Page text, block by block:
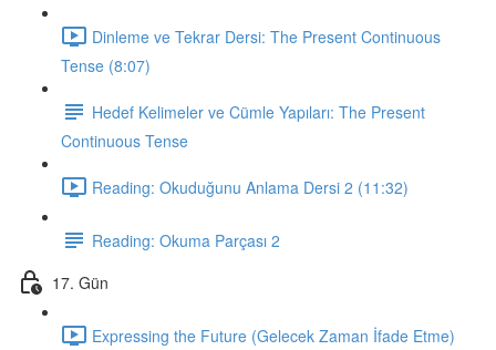
Dinleme ve Tekrar Dersi: The Present Continuous
Tense (8:07)
Hedef Kelimeler ve Cümle Yapıları: The Present
Continuous Tense
Reading: Okuduğunu Anlama Dersi 2 (11:32)
Reading: Okuma Parçası 2
17. Gün
Expressing the Future (Gelecek Zaman İfade Etme)